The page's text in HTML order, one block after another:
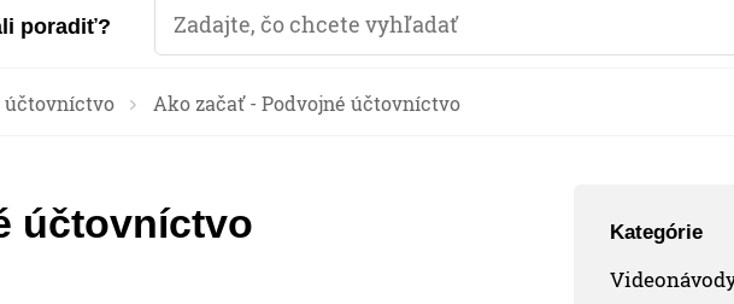
poradiť?
účtovníctvo Ako začať - Podvojné účtovníctvo
účtovníctvo Kategórie